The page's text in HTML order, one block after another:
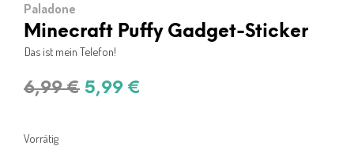
Paladone
Minecraft Puffy Gadget-Sticker
Das ist mein Telefon!
6,99€ Ursprünglicher
5,99 €
Vorrätig